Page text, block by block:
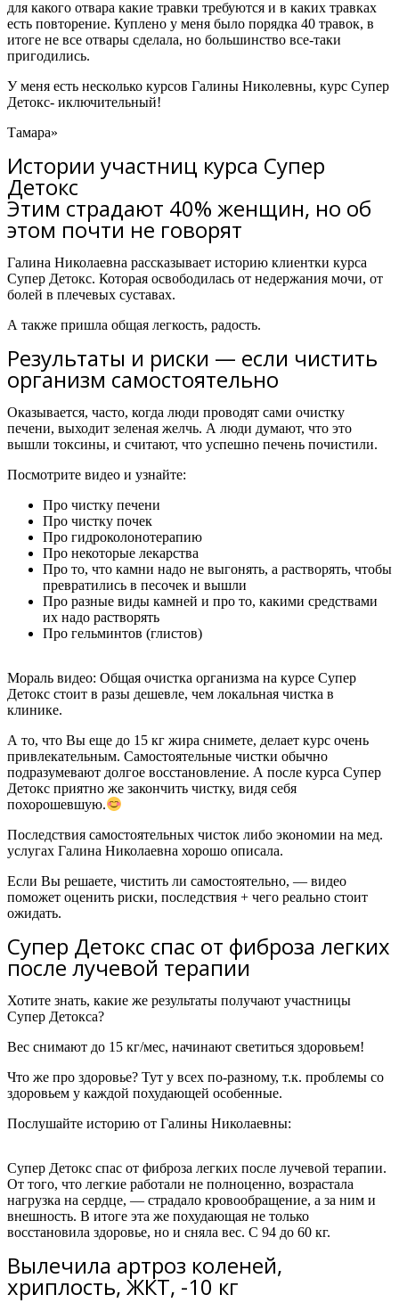
для какого отвара какие травки требуются и в каких травках
есть повторение. Куплено у меня было порядка 40 травок, в
итоге не все отвары сделала, но большинство все-таки
пригодились.
У меня есть несколько курсов Галины Николевны, курс Супер
Детокс- иключительный!
Тамара»
Истории участниц курса Супер
Детокс
Этим страдают 40% женщин, но об
этом почти не говорят
Галина Николаевна рассказывает историю клиентки курса
Супер Детокс. Которая освободилась от недержания мочи, от
болей в плечевых суставах.
А также пришла общая легкость, радость.
Результаты и риски — если чистить
организм самостоятельно
Оказывается, часто, когда люди проводят сами очистку
печени, выходит зеленая желчь. А люди думают, что это
вышли токсины, и считают, что успешно печень почистили.
Посмотрите видео и узнайте:
Про чистку печени
Про чистку почек
Про гидроколонотерапию
Про некоторые лекарства
Про то, что камни надо не выгонять, а растворять, чтобы
превратились в песочек и вышли
Про разные виды камней и про то, какими средствами
их надо растворять
Про гельминтов (глистов)
Мораль видео: Общая очистка организма на курсе Супер
Детокс стоит в разы дешевле, чем локальная чистка в
клинике.
А то, что Вы еще до 15 кг жира снимете, делает курс очень
привлекательным. Самостоятельные чистки обычно
подразумевают долгое восстановление. А после курса Супер
Детокс приятно же закончить чистку, видя себя
похорошевшую.
Последствия самостоятельных чисток либо экономии на мед.
услугах Галина Николаевна хорошо описала.
Если Вы решаете, чистить ли самостоятельно, — видео
поможет оценить риски, последствия + чего реально стоит
ожидать.
Супер Детокс спас от фиброза легких
после лучевой терапии
Хотите знать, какие же результаты получают участницы
Супер Детокса?
Вес снимают до 15 кг/мес, начинают светиться здоровьем!
Что же про здоровье? Тут у всех по-разному, т.к. проблемы со
здоровьем у каждой похудающей особенные.
Послушайте историю от Галины Николаевны:
Супер Детокс спас от фиброза легких после лучевой терапии.
От того, что легкие работали не полноценно, возрастала
нагрузка на сердце, — страдало кровообращение, а за ним и
внешность. В итоге эта же похудающая не только
восстановила здоровье, но и сняла вес. С 94 до 60 кг.
Вылечила артроз коленей,
хриплость, ЖКТ, -10 кг